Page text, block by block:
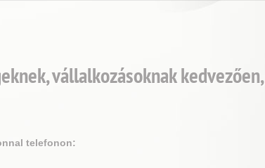
vállalkozásoknak kedvezően,
telefonon: